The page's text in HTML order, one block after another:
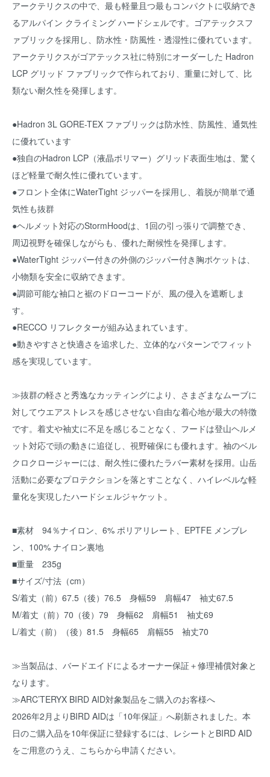
アークテリクスの中で、最も軽量且つ最もコンパクトに収納でき
るアルパイン クライミング ハードシェルです。ゴアテックスフ
ァブリックを採用し、防水性・防風性・透湿性に優れています。
アークテリクスがゴアテックス社に特別にオーダーした Hadron
LCP グリッド ファブリックで作られており、重量に対して、比
類ない耐久性を発揮します。
●Hadron 3L GORE-TEX ファブリックは防水性、防風性、通気性
に優れています
●独自のHadron LCP（液晶ポリマー）グリッド表面生地は、驚く
ほど軽量で耐久性に優れています。
●フロント全体にWaterTight ジッパーを採用し、着脱が簡単で通
気性も抜群
●ヘルメット対応のStormHoodは、1回の引っ張りで調整でき、
周辺視野を確保しながらも、優れた耐候性を発揮します。
●WaterTight ジッパー付きの外側のジッパー付き胸ポケットは、
小物類を安全に収納できます。
●調節可能な袖口と裾のドローコードが、風の侵入を遮断しま
す。
●RECCO リフレクターが組み込まれています。
●動きやすさと快適さを追求した、立体的なパターンでフィット
感を実現しています。
≫抜群の軽さと秀逸なカッティングにより、さまざまなムーブに
対してウエアストレスを感じさせない自由な着心地が最大の特徴
です。着丈や袖丈に不足を感じることなく、フードは登山ヘルメ
ット対応で頭の動きに追従し、視野確保にも優れます。袖のベル
クロクロージャーには、耐久性に優れたラバー素材を採用。山岳
活動に必要なプロテクションを落とすことなく、ハイレベルな軽
量化を実現したハードシェルジャケット。
■素材 94％ナイロン、6% ポリアリレート、EPTFE メンブレ
ン、100% ナイロン裏地
■重量 235g
■サイズ/寸法（cm）
S/着丈（前）67.5（後）76.5 身幅59 肩幅47 袖丈67.5
M/着丈（前）70（後）79 身幅62 肩幅51 袖丈69
L/着丈（前）（後）81.5 身幅65 肩幅55 袖丈70
≫当製品は、バードエイドによるオーナー保証＋修理補償対象と
なります。
≫ARC’TERYX BIRD AID対象製品をご購入のお客様へ
2026年2月よりBIRD AIDは「10年保証」へ刷新されました。本
日のご購入品を10年保証に登録するには、レシートとBIRD AID
をご用意のうえ、 こちらから申請ください。